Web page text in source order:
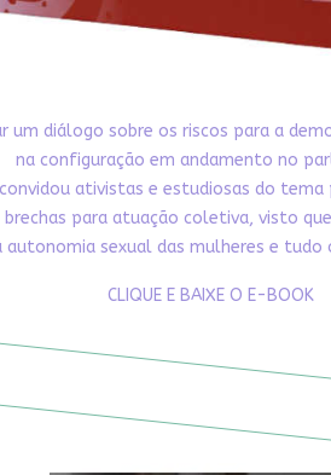
um diálogo sobre os riscos para a
na configuração em andamento no
convidou ativistas e estudiosas do
brechas para atuação coletiva, visto
sexual das mulheres e
CLIQUE E BAIXE O E-BOOK